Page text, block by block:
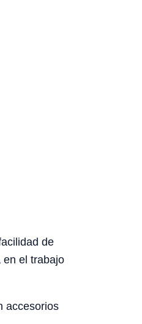
de
en el trabajo
accesorios